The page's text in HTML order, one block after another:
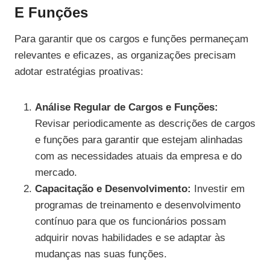
E Funções
Para garantir que os cargos e funções permaneçam
relevantes e eficazes, as organizações precisam
adotar estratégias proativas:
Análise Regular de Cargos e Funções:
Revisar periodicamente as descrições de cargos
e funções para garantir que estejam alinhadas
com as necessidades atuais da empresa e do
mercado.
Capacitação e Desenvolvimento:
Investir em
programas de treinamento e desenvolvimento
contínuo para que os funcionários possam
adquirir novas habilidades e se adaptar às
mudanças nas suas funções.